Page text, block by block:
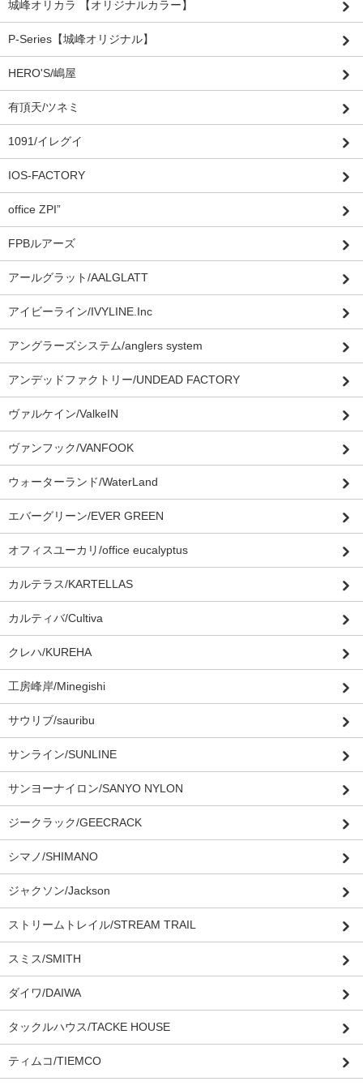
城峰オリカラ 【オリジナルカラー】
P-Series【城峰オリジナル】
HERO'S/嶋屋
有頂天/ツネミ
1091/イレグイ
IOS-FACTORY
office ZPI”
FPBルアーズ
アールグラット/AALGLATT
アイビーライン/IVYLINE.Inc
アングラーズシステム/anglers system
アンデッドファクトリー/UNDEAD FACTORY
ヴァルケイン/ValkeIN
ヴァンフック/VANFOOK
ウォーターランド/WaterLand
エバーグリーン/EVER GREEN
オフィスユーカリ/office eucalyptus
カルテラス/KARTELLAS
カルティバ/Cultiva
クレハ/KUREHA
工房峰岸/Minegishi
サウリブ/sauribu
サンライン/SUNLINE
サンヨーナイロン/SANYO NYLON
ジークラック/GEECRACK
シマノ/SHIMANO
ジャクソン/Jackson
ストリームトレイル/STREAM TRAIL
スミス/SMITH
ダイワ/DAIWA
タックルハウス/TACKE HOUSE
ティムコ/TIEMCO